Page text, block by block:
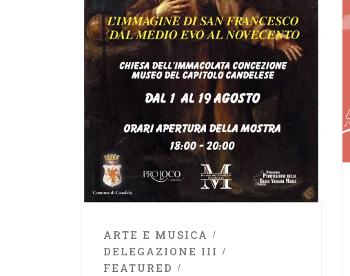
ARTE E MUSICA
DELEGAZIONE III
FEATURED